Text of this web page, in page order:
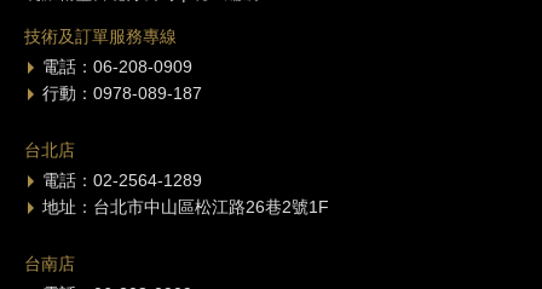
技術及訂單服務專線
電話：06-208-0909
行動：0978-089-187
台北店
電話：02-2564-1289
地址：台北市中山區松江路26巷2號1F
台南店